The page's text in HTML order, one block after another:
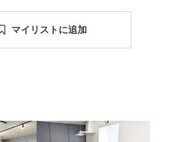
マイリストに追加